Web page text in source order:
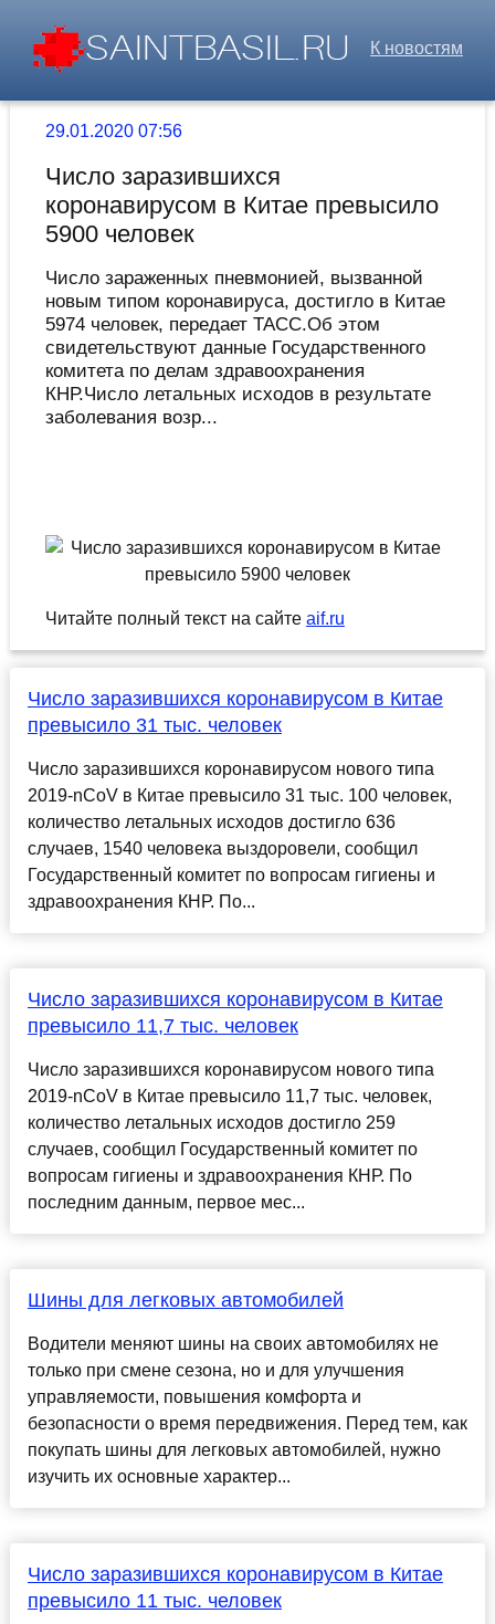
К новостям
29.01.2020 07:56
Число заразившихся
коронавирусом в Китае превысило
5900 человек
Число зараженных пневмонией, вызванной
новым типом коронавируса, достигло в Китае
5974 человек, передает ТАСС.Об этом
свидетельствуют данные Государственного
комитета по делам здравоохранения
КНР.Число летальных исходов в результате
заболевания возр...
Читайте полный текст на сайте aif.ru
Число заразившихся коронавирусом в Китае
превысило 31 тыс. человек
Число заразившихся коронавирусом нового типа
2019-nCoV в Китае превысило 31 тыс. 100 человек,
количество летальных исходов достигло 636
случаев, 1540 человека выздоровели, сообщил
Государственный комитет по вопросам гигиены и
здравоохранения КНР. По...
Число заразившихся коронавирусом в Китае
превысило 11,7 тыс. человек
Число заразившихся коронавирусом нового типа
2019-nCoV в Китае превысило 11,7 тыс. человек,
количество летальных исходов достигло 259
случаев, сообщил Государственный комитет по
вопросам гигиены и здравоохранения КНР. По
последним данным, первое мес...
Шины для легковых автомобилей
Водители меняют шины на своих автомобилях не
только при смене сезона, но и для улучшения
управляемости, повышения комфорта и
безопасности о время передвижения. Перед тем, как
покупать шины для легковых автомобилей, нужно
изучить их основные характер...
Число заразившихся коронавирусом в Китае
превысило 11 тыс. человек